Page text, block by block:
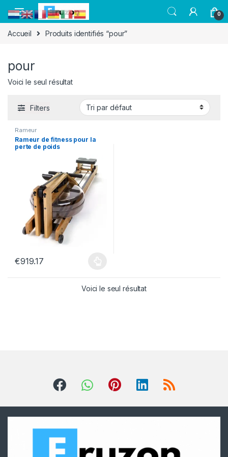
0
Accueil Produits identifiés “pour”
pour
Voici le seul résultat
Filters
Rameur
Rameur de fitness pour la
perte de poids
€919.17
Voici le seul résultat